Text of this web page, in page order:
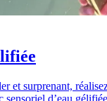
et surprenant,
sensoriel d’eau